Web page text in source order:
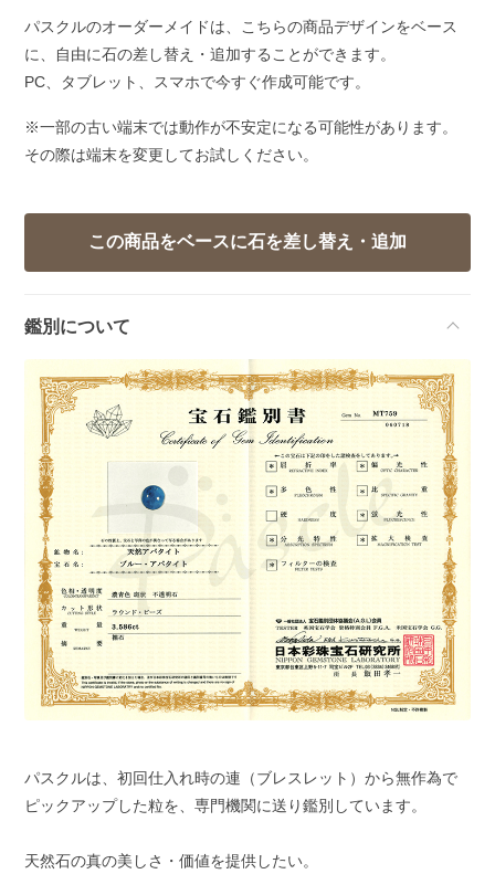
パスクルのオーダーメイドは、こちらの商品デザインをベース
に、自由に石の差し替え・追加することができます。
PC、タブレット、スマホで今すぐ作成可能です。
※一部の古い端末では動作が不安定になる可能性があります。
その際は端末を変更してお試しください。
鑑別について
パスクルは、初回仕入れ時の連（ブレスレット）から無作為で
ピックアップした粒を、専門機関に送り鑑別しています。
天然石の真の美しさ・価値を提供したい。